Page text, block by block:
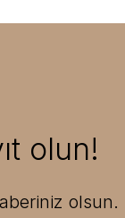
olun!
olsun.